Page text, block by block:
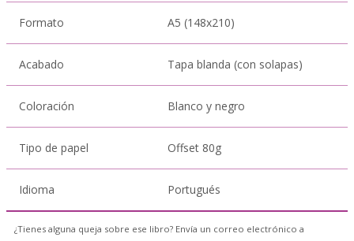
Formato A5 (148x210)
Acabado Tapa blanda (con solapas)
Coloración Blanco y negro
Tipo de papel Offset 80g
Idioma Portugués
¿Tienes alguna queja sobre ese libro? Envía un correo electrónico a